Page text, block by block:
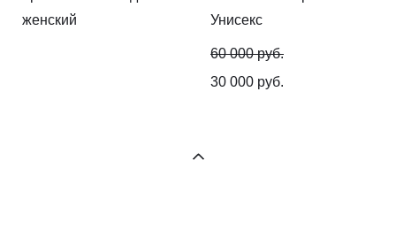
женский
Унисекс
60 000 pуб.
30 000 pуб.